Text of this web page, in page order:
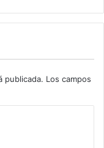
publicada. Los campos